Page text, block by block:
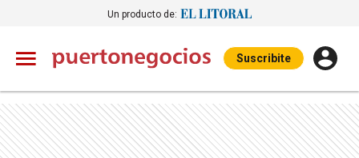
Un producto de:
Suscribite